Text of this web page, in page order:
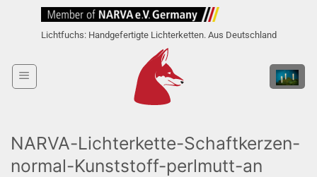
Lichtfuchs: Handgefertigte Lichterketten. Aus Deutschland
NARVA-Lichterkette-Schaftkerzen-
normal-Kunststoff-perlmutt-an